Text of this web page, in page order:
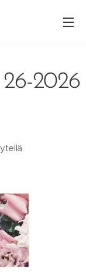
2026